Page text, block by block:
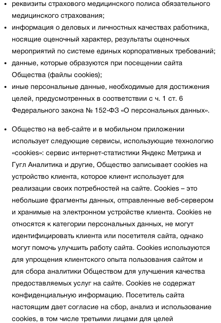
реквизиты страхового медицинского полиса обязательного
медицинского страхования;
информация о деловых и личностных качествах работника,
носящие оценочный характер, результаты оценочных
мероприятий по системе единых корпоративных требований;
данные, которые образуются при посещении сайта
Общества (файлы cookies);
иные персональные данные, необходимые для достижения
целей, предусмотренных в соответствии с ч. 1 ст. 6
Федерального закона № 152-ФЗ «О персональных данных».
Общество на веб-сайте и в мобильном приложении
использует следующие сервисы, использующие технологию
«cookies»: сервис интернет-статистики Яндекс Метрика и
Гугл Аналитика и другие, Общество записывает cookies на
устройство клиента, которое клиент использует для
реализации своих потребностей на сайте. Cookies – это
небольшие фрагменты данных, отправленные веб-сервером
и хранимые на электронном устройстве клиента. Cookies не
относятся к категории персональных данных, не могут
идентифицировать клиента или посетителя сайта, однако
могут помочь улучшить работу сайта. Cookies используются
для упрощения клиентского опыта пользования сайтом и
для сбора аналитики Обществом для улучшения качества
предоставляемых услуг на сайте. Cookies не содержат
конфиденциальную информацию. Посетитель сайта
настоящим дает согласие на сбор, анализ и использование
cookies, в том числе третьими лицами для целей